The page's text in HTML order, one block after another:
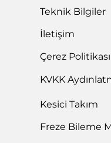
Teknik Bilgiler
İletişim
Çerez Politikası
KVKK
Kesici Takım
Freze Bileme